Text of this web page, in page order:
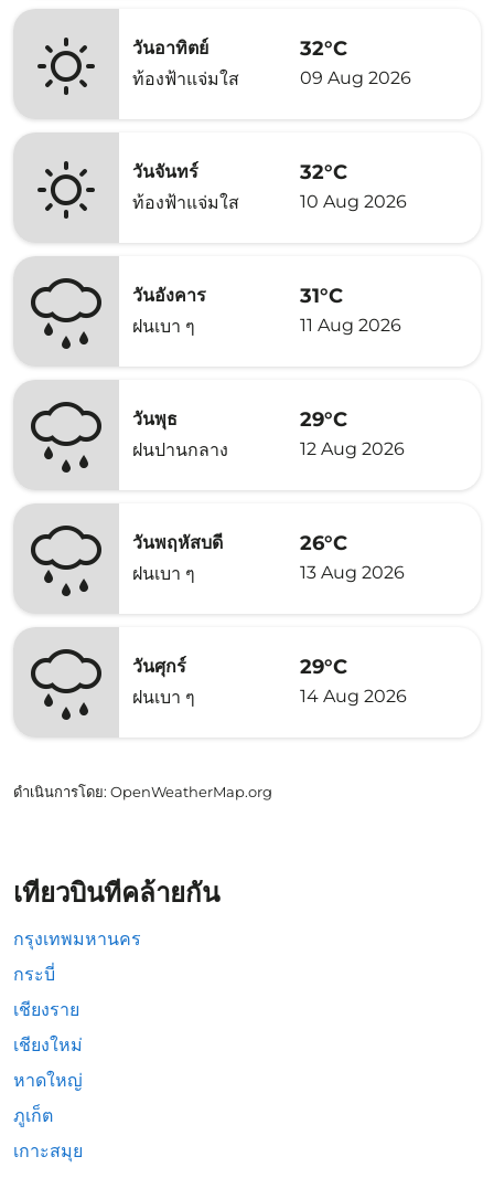
วันอาทิตย์
ท้องฟ้าแจ่มใส
32°C
09 Aug 2026
วันจันทร์
ท้องฟ้าแจ่มใส
32°C
10 Aug 2026
วันอังคาร
ฝนเบา ๆ
31°C
11 Aug 2026
วันพุธ
ฝนปานกลาง
29°C
12 Aug 2026
วันพฤหัสบดี
ฝนเบา ๆ
26°C
13 Aug 2026
วันศุกร์
ฝนเบา ๆ
29°C
14 Aug 2026
ดำเนินการโดย: OpenWeatherMap.org
เที่ยวบินที่คล้ายกัน
กรุงเทพมหานคร
กระบี่
เชียงราย
เชียงใหม่
หาดใหญ่
ภูเก็ต
เกาะสมุย